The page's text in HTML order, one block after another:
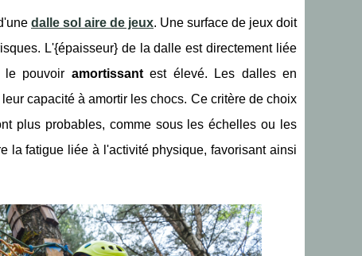
dalle sol aire de jeux. Une surface de jeux doit
L'{épaisseur} de la dalle est directement liée
pouvoir amortissantest élevé. Les dalles en
capacité à amortir les chocs. Ce critère de choix
plus probables, comme sous les échelles ou les
la fatigue liée à l'activité physique, favorisant ainsi